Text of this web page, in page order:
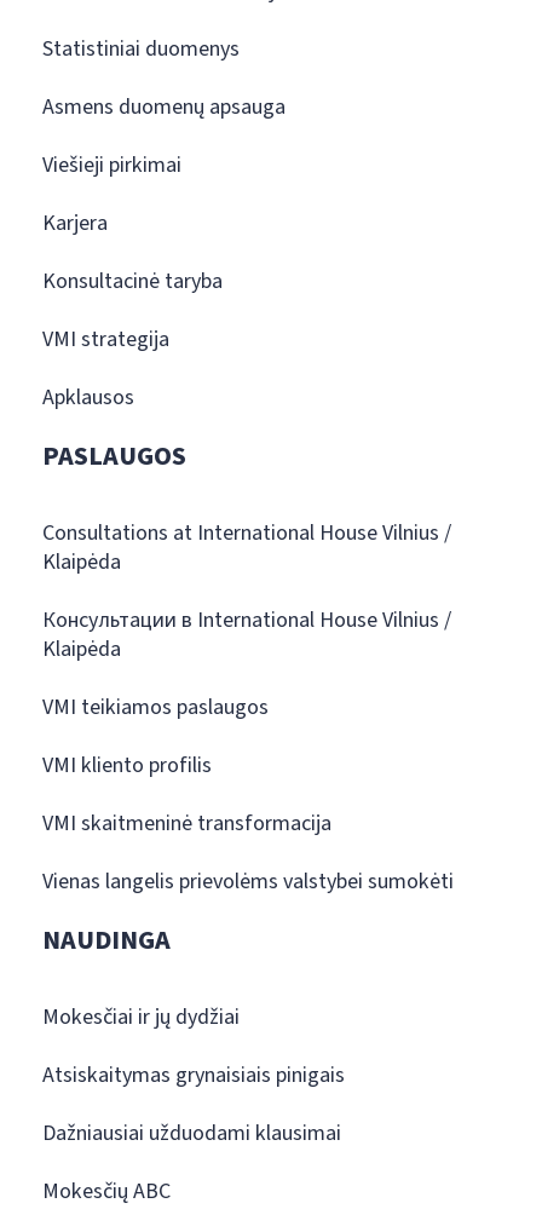
Statistiniai duomenys
Asmens duomenų apsauga
Viešieji pirkimai
Karjera
Konsultacinė taryba
VMI strategija
Apklausos
PASLAUGOS
Consultations at International House Vilnius /
Klaipėda
Консультации в International House Vilnius /
Klaipėda
VMI teikiamos paslaugos
VMI kliento profilis
VMI skaitmeninė transformacija
Vienas langelis prievolėms valstybei sumokėti
NAUDINGA
Mokesčiai ir jų dydžiai
Atsiskaitymas grynaisiais pinigais
Dažniausiai užduodami klausimai
Mokesčių ABC